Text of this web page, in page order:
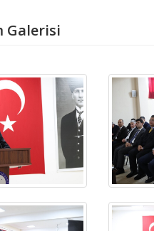
Galerisi